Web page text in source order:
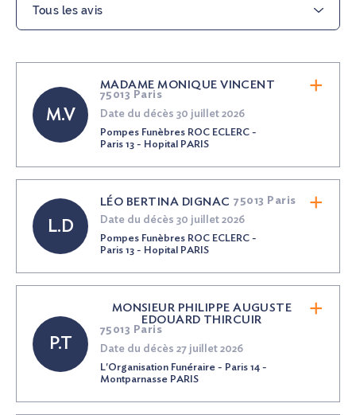
M.V
MADAME MONIQUE VINCENT
75013 Paris
Date du décès 30 juillet 2026
Pompes Funèbres ROC ECLERC -
Paris 13 - Hopital PARIS
L.D
LÉO BERTINA DIGNAC 75013 Paris
Date du décès 30 juillet 2026
Pompes Funèbres ROC ECLERC -
Paris 13 - Hopital PARIS
P.T
MONSIEUR PHILIPPE AUGUSTE
EDOUARD THIRCUIR
75013 Paris
Date du décès 27 juillet 2026
L'Organisation Funéraire - Paris 14 -
Montparnasse PARIS